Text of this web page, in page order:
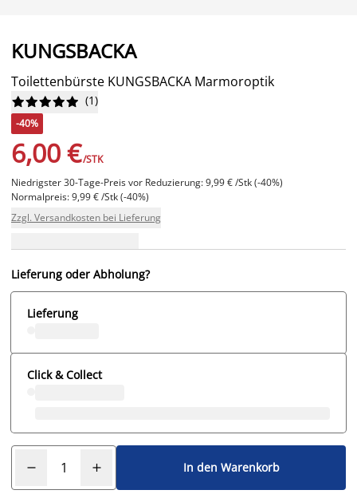
KUNGSBACKA
Toilettenbürste KUNGSBACKA Marmoroptik





 (1)
-40%
6,00 €/STK
Niedrigster 30-Tage-Preis vor Reduzierung: 9,99 € /Stk (-40%)
Normalpreis: 9,99 € /Stk (-40%)
Zzgl. Versandkosten bei Lieferung
Lieferung oder Abholung?
Lieferung
Click & Collect
In den Warenkorb